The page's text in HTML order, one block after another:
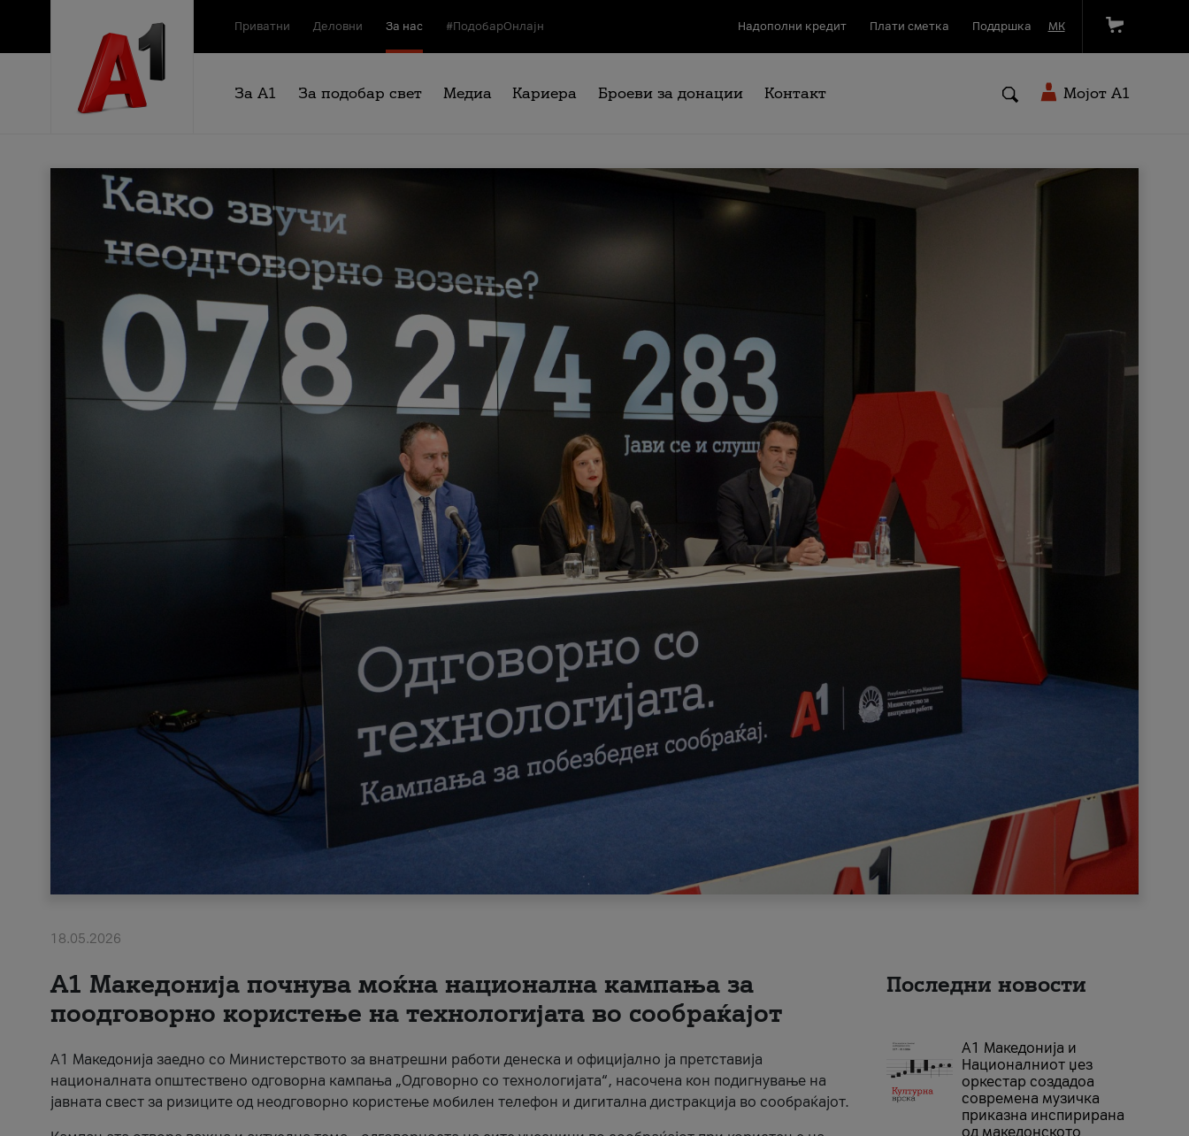
Приватни Деловни За нас #ПодобарОнлајн Надополни кредит Плати сметка Поддршка МК
За А1 За подобар свет Медиа Кариера Броеви за донации Контакт Мојот A1
18.05.2026
A1 Македонија почнува моќна национална кампања за
поодговорно користење на технологијата во сообраќајот
A1 Македонија заедно со Министерството за внатрешни работи денеска и официјално ја претставија
националната општествено одговорна кампања „Одговорно со технологијата“, насочена кон подигнување на
јавната свест за ризиците од неодговорно користење мобилен телефон и дигитална дистракција во сообраќајот.
Последни новости
А1 Македонија и
Националниот џез
оркестар создадоа
современа музичка
приказна инспирирана
од македонското